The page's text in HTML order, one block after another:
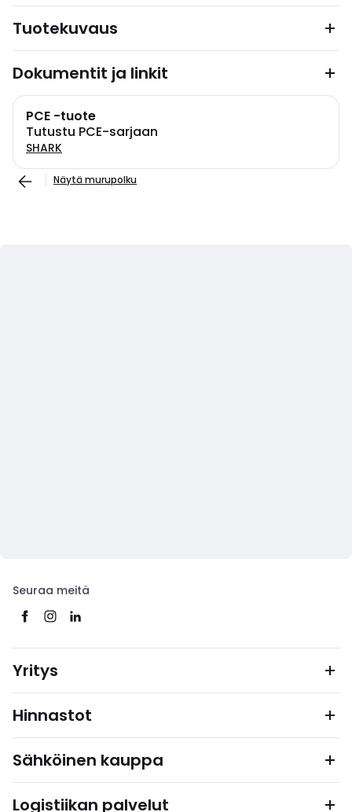
Tuotekuvaus
Dokumentit ja linkit
PCE -tuote
Tutustu PCE-sarjaan
SHARK
Näytä murupolku
Seuraa meitä
Yritys
Hinnastot
Sähköinen kauppa
Logistiikan palvelut